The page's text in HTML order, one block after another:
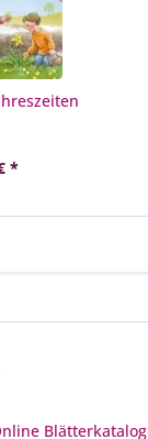
*
Blätterkatalog